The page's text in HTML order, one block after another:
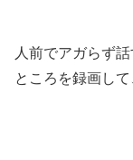
人前でアガらず
ところを録画し